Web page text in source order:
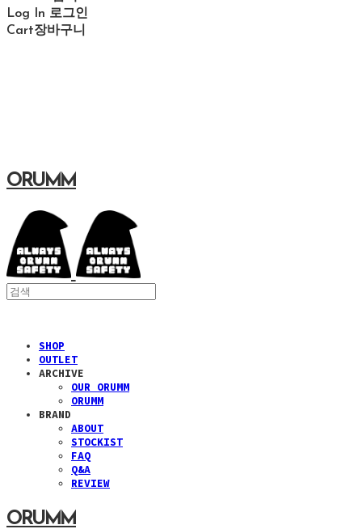
Log In 로그인
Cart장바구니
ORUMM
SHOP
OUTLET
ARCHIVE
OUR ORUMM
ORUMM
BRAND
ABOUT
STOCKIST
FAQ
Q&A
REVIEW
ORUMM